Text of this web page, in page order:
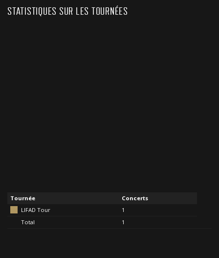
STATISTIQUES SUR LES TOURNÉES
Tournée
Concerts
LIFAD Tour
1
Total
1